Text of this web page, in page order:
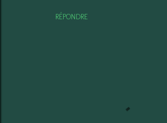
RÉPONDRE